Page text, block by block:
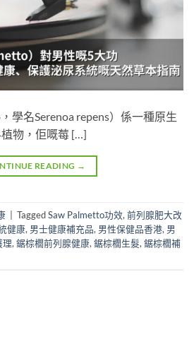
學名Serenoa repens）係一種原生
物，佢嘅莓 […]
READING →
| TaggedSaw Palmetto功效, 前列腺肥大改
健康, 男士健康補充品, 男性保健品香港, 男
理, 鋸棕櫚前列腺健康, 鋸棕櫚生髮, 鋸棕櫚補